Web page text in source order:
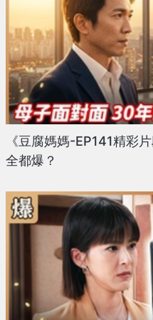
《豆腐媽媽-EP141精彩
全都爆？